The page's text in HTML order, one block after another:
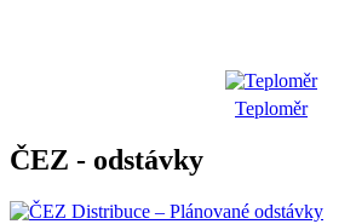
Teploměr
ČEZ - odstávky